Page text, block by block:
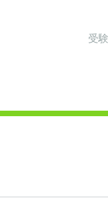
受